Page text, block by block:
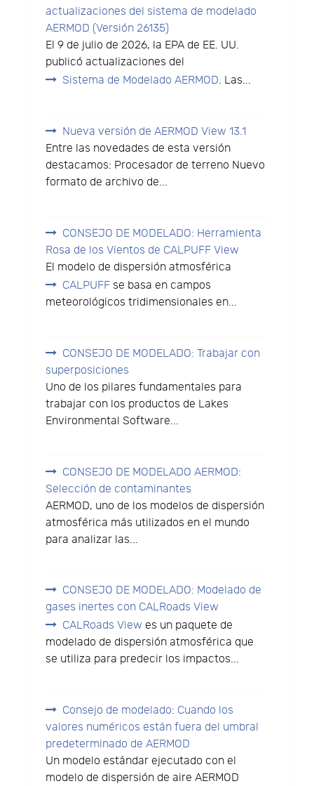
actualizaciones del sistema de modelado
AERMOD (Versión 26135)
El 9 de julio de 2026, la EPA de EE. UU.
publicó actualizaciones del
Sistema de Modelado AERMOD. Las...
Nueva versión de AERMOD View 13.1
Entre las novedades de esta versión
destacamos: Procesador de terreno Nuevo
formato de archivo de...
CONSEJO DE MODELADO: Herramienta
Rosa de los Vientos de CALPUFF View
El modelo de dispersión atmosférica
CALPUFF se basa en campos
meteorológicos tridimensionales en...
CONSEJO DE MODELADO: Trabajar con
superposiciones
Uno de los pilares fundamentales para
trabajar con los productos de Lakes
Environmental Software...
CONSEJO DE MODELADO AERMOD:
Selección de contaminantes
AERMOD, uno de los modelos de dispersión
atmosférica más utilizados en el mundo
para analizar las...
CONSEJO DE MODELADO: Modelado de
gases inertes con CALRoads View
CALRoads View es un paquete de
modelado de dispersión atmosférica que
se utiliza para predecir los impactos...
Consejo de modelado: Cuando los
valores numéricos están fuera del umbral
predeterminado de AERMOD
Un modelo estándar ejecutado con el
modelo de dispersión de aire AERMOD